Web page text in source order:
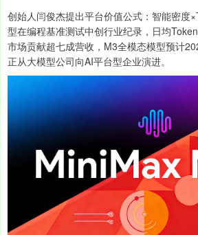
创始人闫俊杰提出平台价值公式：智能密度
型在编程基准测试中创行业纪录，日均
市场贡献超七成营收，M3全模态模型预计
正从大模型公司向AI平台型企业演进。